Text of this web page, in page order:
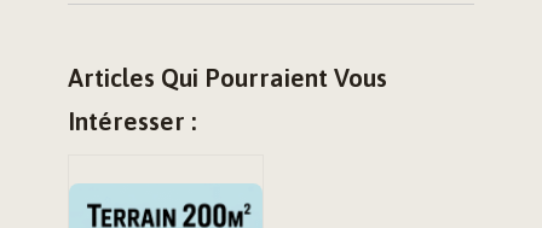
Articles Qui Pourraient Vous
Intéresser :